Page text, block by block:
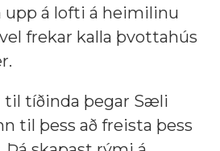
upp á lofti á heimilinu
frekar kalla þvottahús
til tíðinda þegar Sæli
til þess að freista þess